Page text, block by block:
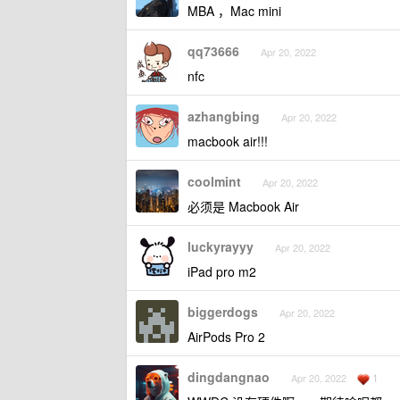
MBA ，Mac mini
qq73666 Apr 20, 2022
nfc
azhangbing Apr 20, 2022
macbook air!!!
coolmint Apr 20, 2022
必须是 Macbook Air
luckyrayyy Apr 20, 2022
iPad pro m2
biggerdogs Apr 20, 2022
AirPods Pro 2
dingdangnao Apr 20, 2022 1